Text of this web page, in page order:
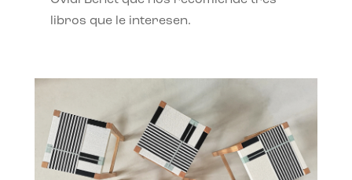
libros que le interesen.